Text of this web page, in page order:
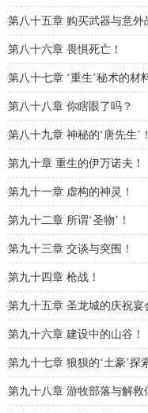
第八十五章 购买武器与意外
第八十六章 畏惧死亡！
第八十七章 ‘重生’秘术的材
第八十八章 你瞎眼了吗？
第八十九章 神秘的‘唐先生’！
第九十章 重生的伊万诺夫！
第九十一章 虚构的神灵！
第九十二章 所谓‘圣物’！
第九十三章 交谈与突围！
第九十四章 枪战！
第九十五章 圣龙城的庆祝宴
第九十六章 建设中的山谷！
第九十七章 狼狈的‘土豪’探
第九十八章 游牧部落与解救